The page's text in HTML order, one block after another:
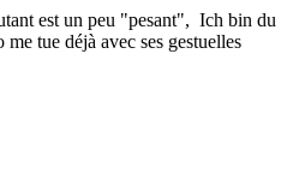
est un peu "pesant", Ich bin du
tue déjà avec ses gestuelles